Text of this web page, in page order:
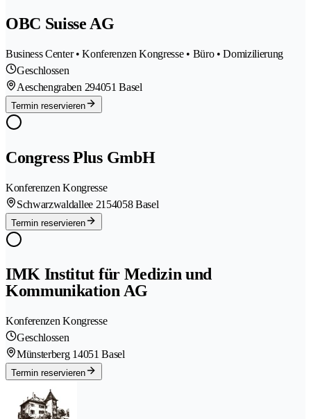
OBC Suisse AG
Business Center • Konferenzen Kongresse • Büro • Domizilierung
Geschlossen
Aeschengraben 294051 Basel
Termin reservieren
Congress Plus GmbH
Konferenzen Kongresse
Schwarzwaldallee 2154058 Basel
Termin reservieren
IMK Institut für Medizin und
Kommunikation AG
Konferenzen Kongresse
Geschlossen
Münsterberg 14051 Basel
Termin reservieren